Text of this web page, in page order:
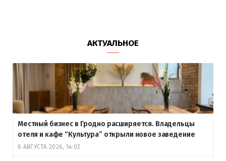
АКТУАЛЬНОЕ
Местный бизнес в Гродно расширяется. Владельцы
отеля и кафе “Культура” открыли новое заведение
6 АВГУСТА 2026, 14:02